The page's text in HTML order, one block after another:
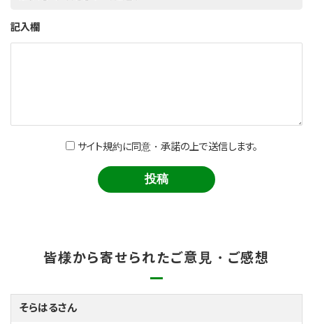
記入欄
サイト規約に同意・承諾の上で送信します。
皆様から寄せられたご意見・ご感想
そらはるさん